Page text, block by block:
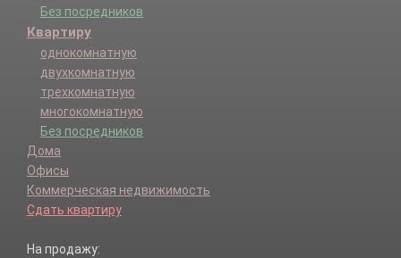
Без посредников
Квартиру
однокомнатную
двухкомнатную
трехкомнатную
многокомнатную
Без посредников
Дома
Офисы
Коммерческая недвижимость
Сдать квартиру
На продажу: